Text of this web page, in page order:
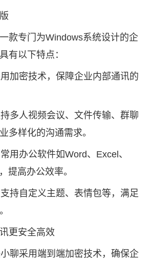
款专门为Windows系统设计的企
有以下特点：
加密技术，保障企业内部通讯的
多人视频会议、文件传输、群聊
多样化的沟通需求。
用办公软件如Word、Excel、
提高办公效率。
持自定义主题、表情包等，满足
更安全高效
聊采用端到端加密技术，确保企